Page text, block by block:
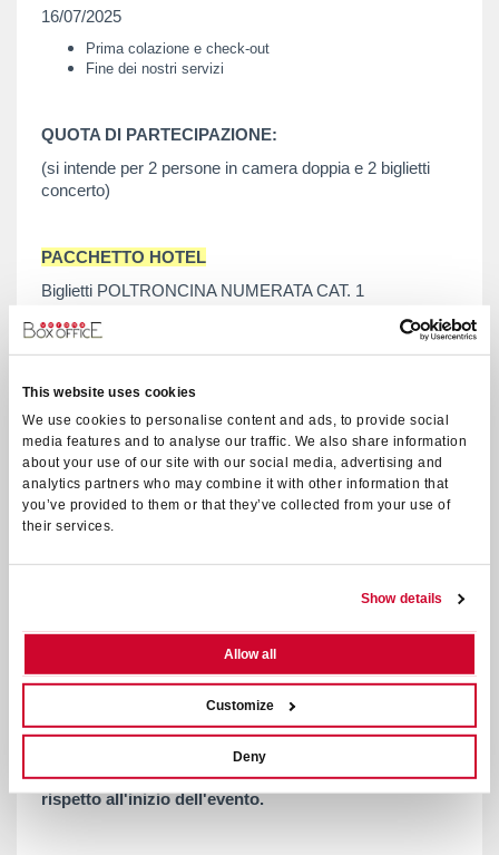
This website uses cookies
We use cookies to personalise content and ads, to provide social
media features and to analyse our traffic. We also share information
about your use of our site with our social media, advertising and
analytics partners who may combine it with other information that
you’ve provided to them or that they’ve collected from your use of
their services.
Show details
Allow all
Customize
Deny
16/07/2025
Prima colazione e check-out
Fine dei nostri servizi
QUOTA DI PARTECIPAZIONE:
(si intende per 2 persone in camera doppia e 2 biglietti
concerto)
PACCHETTO HOTEL
Biglietti POLTRONCINA NUMERATA CAT. 1
€ 490,00
LA QUOTA COMPRENDE:
2 biglietti d’ingresso al concerto
1 camera doppia con trattamento pernottamento e prima
colazione
LA QUOTA NON COMPRENDE:
Pasti non indicati, bevande, extra di carattere personale
Merchandising vario del concerto
CONDIZIONI GENERALI DI CONTRATTO VIAGGI
ORGANIZZATI IN PROPRIO
All'atto della prenotazione per renderla effettiva verrà
richiesto il saldo della quota di partecipazione, nome e
Il cambio nominativo potrà
eventualmente essere effettuato entro 48 ore prima
rispetto all'inizio dell'evento.